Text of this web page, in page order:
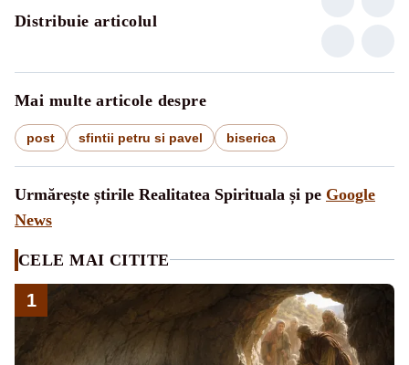
Distribuie articolul
Mai multe articole despre
post sfintii petru si pavel biserica
Urmărește știrile Realitatea Spirituala și pe Google
News
CELE MAI CITITE
1